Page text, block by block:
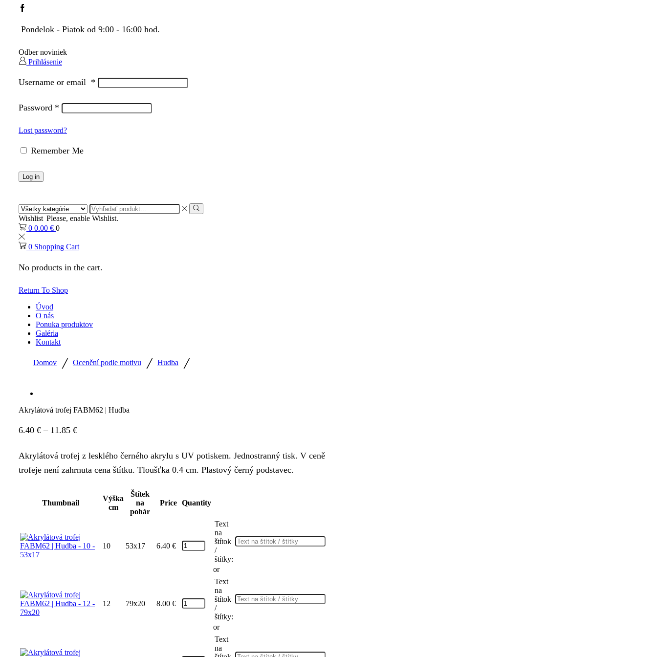
Facebook
Pondelok - Piatok od 9:00 - 16:00 hod.
Odber noviniek
Prihlásenie
Username or email *
Password *
Lost password?
Remember Me
Log in
Search
input
Search
Wishlist Please, enable Wishlist.
0 0.00 € 0
0 Shopping Cart
No products in the cart.
Return To Shop
Úvod
O nás
Ponuka produktov
Galéria
Kontakt
Domov / Ocenění podle motivu / Hudba /
Akrylátová trofej FABM62 | Hudba
6.40 € – 11.85 €Price
6.40 €
through
Akrylátová trofej z lesklého černého akrylu s UV potiskem. Jednostranný tisk. V ceně
trofeje není zahrnuta cena štítku. Tloušťka 0.4 cm. Plastový černý podstavec.
Thumbnail
Výška
cm
Štítek
na
pohár
Price Quantity
10 53x17 6.40 €
Text
na
štítok
/
štítky:
or
12 79x20 8.00 €
Text
na
štítok
/
štítky:
or
Text
na